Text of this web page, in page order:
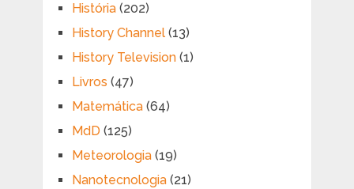
História(202)
History Channel(13)
History Television(1)
Livros (47)
Matemática(64)
MdD (125)
Meteorologia(19)
Nanotecnologia(21)